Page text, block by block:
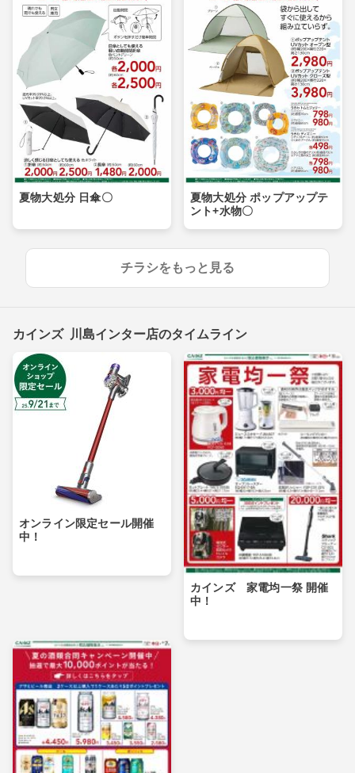
夏物大処分 日傘〇
夏物大処分 ポップアップテ
ント+水物〇
チラシをもっと見る
カインズ 川島インター店のタイムライン
オンライン限定セール開催
中！
カインズ 家電均一祭 開催
中！